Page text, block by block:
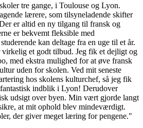
tre gange, i Toulouse og Lyon.
lærere, som tilsyneladende skifter
er altid en ny tilgang til fransk og
er bekvemt fleksible med
kan deltage fra en uge til et år.
et godt tilbud. Jeg fik et dejligt og
med ekstra mulighed for at øve fransk
uden for skolen. Ved mit seneste
hos skolens kulturchef, så jeg fik
indblik i Lyon! Derudover
udsigt over byen. Min vært gjorde langt
at mit ophold blev mindeværdigt.
der giver meget læring for pengene."